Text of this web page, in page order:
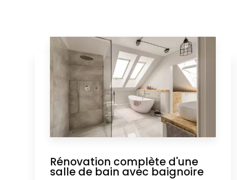
Rénovation complète d'une
salle de bain avec baignoire